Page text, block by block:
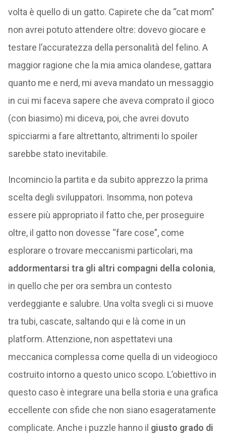
volta è quello di un gatto. Capirete che da “cat mom”
non avrei potuto attendere oltre: dovevo giocare e
testare l’accuratezza della personalità del felino. A
maggior ragione che la mia amica olandese, gattara
quanto me e nerd, mi aveva mandato un messaggio
in cui mi faceva sapere che aveva comprato il gioco
(con biasimo) mi diceva, poi, che avrei dovuto
spicciarmi a fare altrettanto, altrimenti lo spoiler
sarebbe stato inevitabile.
Incomincio la partita e da subito apprezzo la prima
scelta degli sviluppatori. Insomma, non poteva
essere più appropriato il fatto che, per proseguire
oltre, il gatto non dovesse “fare cose”, come
esplorare o trovare meccanismi particolari, ma
addormentarsi tra gli altri compagni della colonia,
in quello che per ora sembra un contesto
verdeggiante e salubre. Una volta svegli ci si muove
tra tubi, cascate, saltando qui e là come in un
platform. Attenzione, non aspettatevi una
meccanica complessa come quella di un videogioco
costruito intorno a questo unico scopo. L’obiettivo in
questo caso è integrare una bella storia e una grafica
eccellente con sfide che non siano esageratamente
complicate. Anche i puzzle hanno il giusto grado di